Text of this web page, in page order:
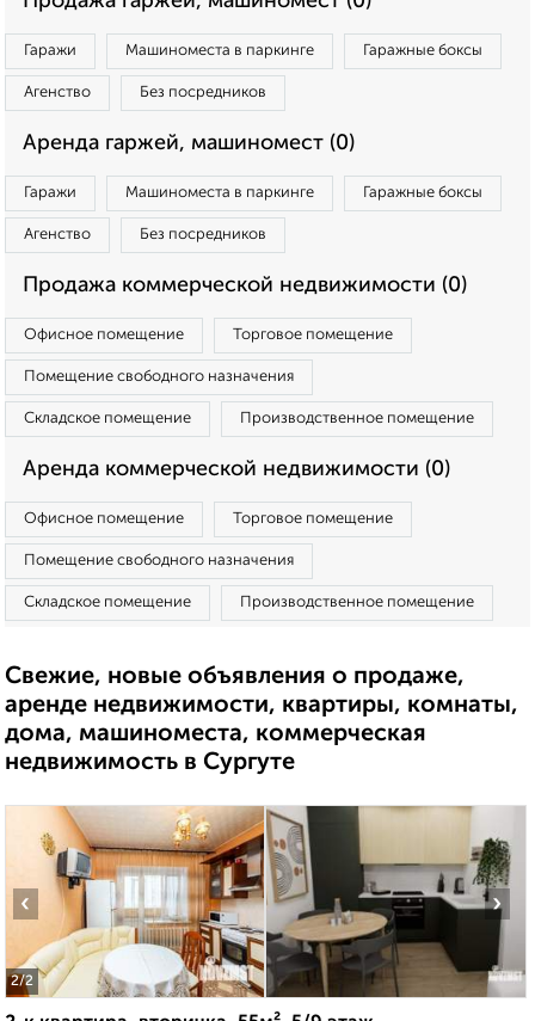
Гаражи Машиноместа в паркинге Гаражные боксы
Агенство Без посредников
Аренда гаржей, машиномест (0)
Гаражи Машиноместа в паркинге Гаражные боксы
Агенство Без посредников
Продажа коммерческой недвижимости (0)
Офисное помещение Торговое помещение
Помещение свободного назначения
Складское помещение Производственное помещение
Аренда коммерческой недвижимости (0)
Офисное помещение Торговое помещение
Помещение свободного назначения
Складское помещение Производственное помещение
Свежие, новые объявления о продаже,
аренде недвижимости, квартиры, комнаты,
дома, машиноместа, коммерческая
недвижимость в Сургуте
2/2
‹ ›